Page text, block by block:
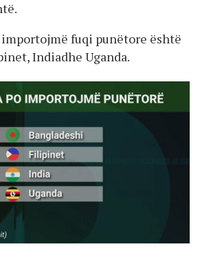
importojmë fuqi punëtore është
Indiadhe Uganda.